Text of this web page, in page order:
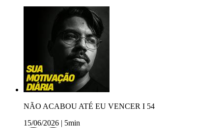
NÃO ACABOU ATÉ EU VENCER I 54
15/06/2026
5min